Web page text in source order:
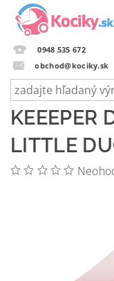
0948 535 672
obchod@kociky.sk
KEEEPER
LITTLE